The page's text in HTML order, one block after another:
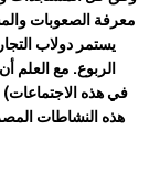
معرفةالصعوبات
يستمر دولاب
الربوع. مع العلم
في هذه الاجتماعات)
هذه النشاطات